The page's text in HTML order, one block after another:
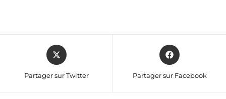
Partager sur Twitter Partager sur Facebook